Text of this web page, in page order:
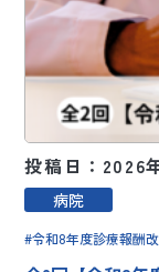
投稿日：2026
病院
令和8年度診療報酬